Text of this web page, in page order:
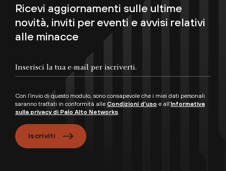
Ricevi aggiornamenti sulle ultime
novità, inviti per eventi e avvisi relativi
alle minacce
Con l’invio di questo modulo, sono consapevole che i miei dati personali
saranno trattati in conformità alle Condizioni d’uso e all’Informativa
sulla privacy di Palo Alto Networks
Iscriviti